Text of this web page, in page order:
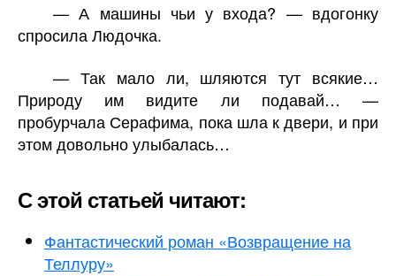
— А машины чьи у входа? — вдогонку
спросила Людочка.
— Так мало ли, шляются тут всякие…
Природу им видите ли подавай… —
пробурчала Серафима, пока шла к двери, и при
этом довольно улыбалась…
С этой статьей читают:
Фантастический роман «Возвращение на
Теллуру»